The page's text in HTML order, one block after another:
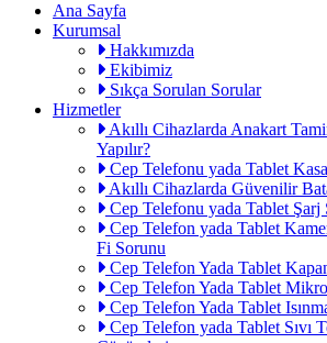
Ana Sayfa
Kurumsal
Hakkımızda
Ekibimiz
Sıkça Sorulan Sorular
Hizmetler
Akıllı Cihazlarda Anakart
Yapılır?
Cep Telefonu yada Tablet
Akıllı Cihazlarda Güvenilir
Cep Telefonu yada Tablet
Cep Telefon yada Tablet
Fi Sorunu
Cep Telefon Yada Tablet
Cep Telefon Yada Tablet
Cep Telefon Yada Tablet
Cep Telefon yada Tablet Sıvı